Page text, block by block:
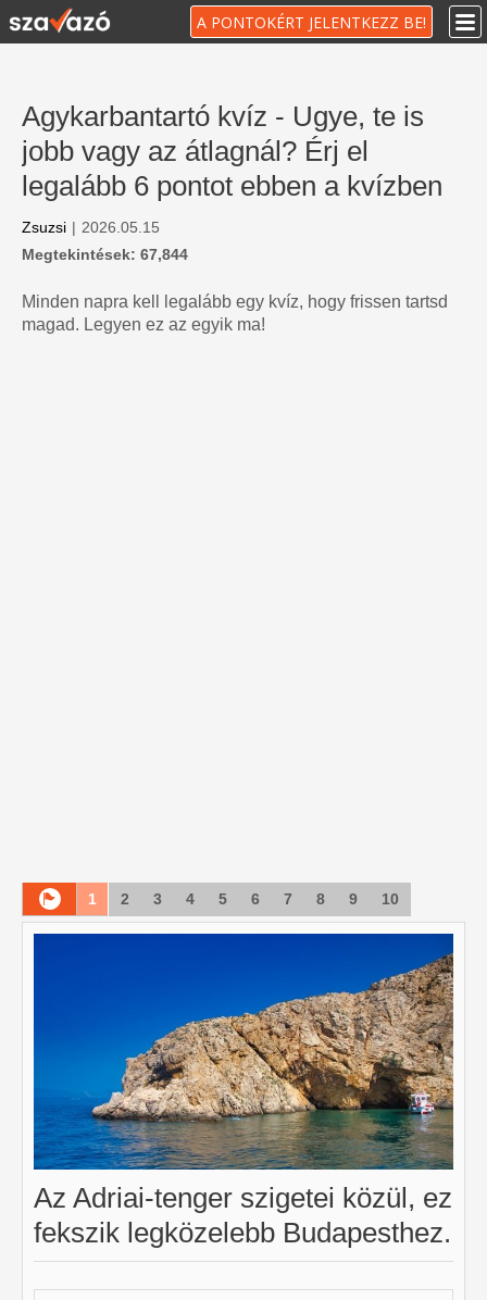
A PONTOKÉRT JELENTKEZZ BE!
Agykarbantartó kvíz - Ugye, te is
jobb vagy az átlagnál? Érj el
legalább 6 pontot ebben a kvízben
Zsuzsi | 2026.05.15
Megtekintések: 67,844
Minden napra kell legalább egy kvíz, hogy frissen tartsd
magad. Legyen ez az egyik ma!
1 2 3 4 5 6 7 8 9 10
Az Adriai-tenger szigetei közül, ez
fekszik legközelebb Budapesthez.